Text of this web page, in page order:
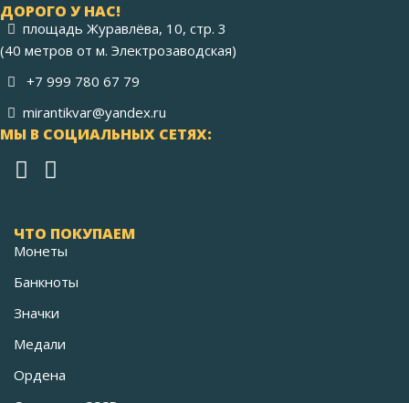
ДОРОГО У НАС!
площадь Журавлёва, 10, стр. 3
(40 метров от м. Электрозаводская)
+7 999 780 67 79
mirantikvar@yandex.ru
МЫ В СОЦИАЛЬНЫХ СЕТЯХ:
ЧТО ПОКУПАЕМ
Монеты
Банкноты
Значки
Медали
Ордена